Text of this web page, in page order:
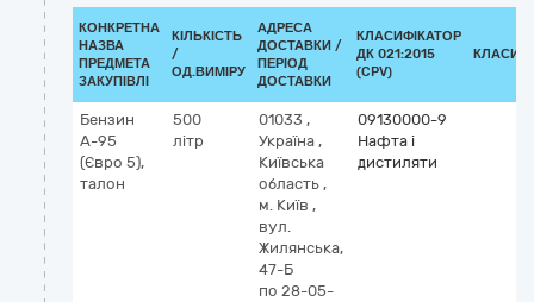
КОНКРЕТНА
НАЗВА
ПРЕДМЕТА
ЗАКУПІВЛІ
КІЛЬКІСТЬ
/
ОД.ВИМІРУ
АДРЕСА
ДОСТАВКИ /
ПЕРІОД
ДОСТАВКИ
КЛАСИФІКАТОР
ДК 021:2015
(CPV)
Бензин
А-95
(Євро 5),
талон
500
літр
01033 ,
Україна ,
Київська
область ,
м. Київ ,
вул.
Жилянська,
47-Б
по 28-05-
09130000-9
Нафта і
дистиляти